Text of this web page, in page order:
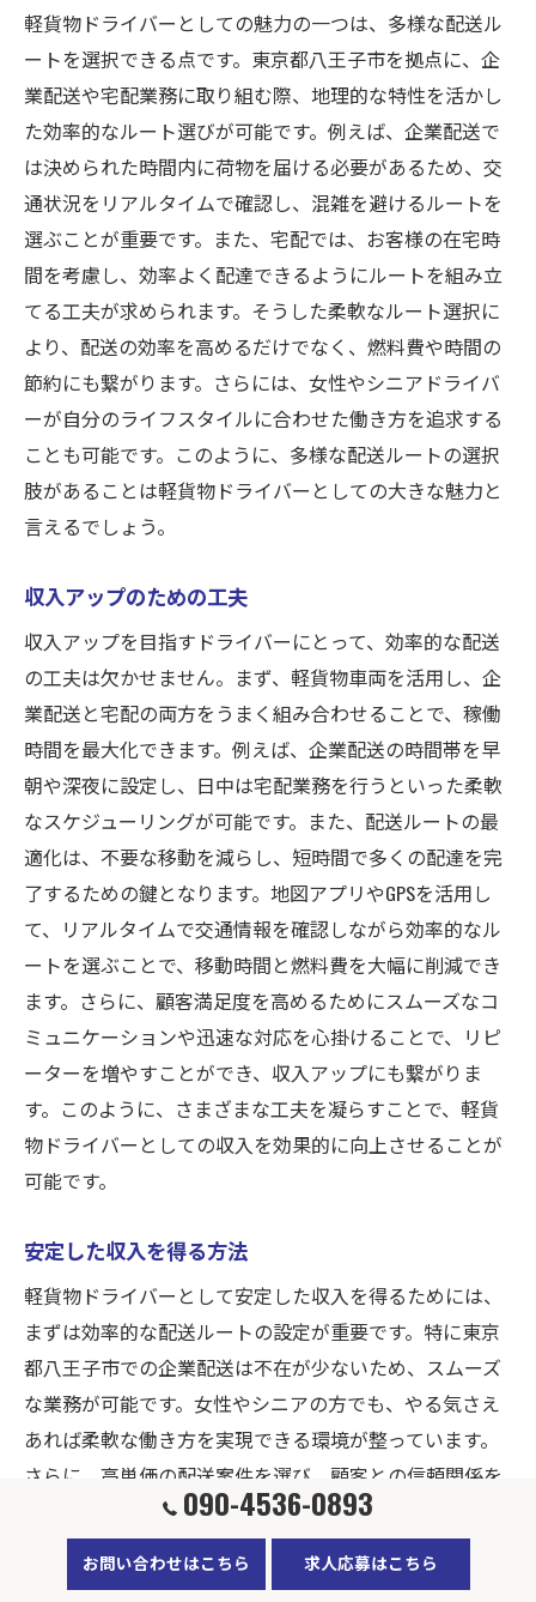
軽貨物ドライバーとしての魅力の一つは、多様な配送ル
ートを選択できる点です。東京都八王子市を拠点に、企
業配送や宅配業務に取り組む際、地理的な特性を活かし
た効率的なルート選びが可能です。例えば、企業配送で
は決められた時間内に荷物を届ける必要があるため、交
通状況をリアルタイムで確認し、混雑を避けるルートを
選ぶことが重要です。また、宅配では、お客様の在宅時
間を考慮し、効率よく配達できるようにルートを組み立
てる工夫が求められます。そうした柔軟なルート選択に
より、配送の効率を高めるだけでなく、燃料費や時間の
節約にも繋がります。さらには、女性やシニアドライバ
ーが自分のライフスタイルに合わせた働き方を追求する
ことも可能です。このように、多様な配送ルートの選択
肢があることは軽貨物ドライバーとしての大きな魅力と
言えるでしょう。
収入アップのための工夫
収入アップを目指すドライバーにとって、効率的な配送
の工夫は欠かせません。まず、軽貨物車両を活用し、企
業配送と宅配の両方をうまく組み合わせることで、稼働
時間を最大化できます。例えば、企業配送の時間帯を早
朝や深夜に設定し、日中は宅配業務を行うといった柔軟
なスケジューリングが可能です。また、配送ルートの最
適化は、不要な移動を減らし、短時間で多くの配達を完
了するための鍵となります。地図アプリやGPSを活用し
て、リアルタイムで交通情報を確認しながら効率的なル
ートを選ぶことで、移動時間と燃料費を大幅に削減でき
ます。さらに、顧客満足度を高めるためにスムーズなコ
ミュニケーションや迅速な対応を心掛けることで、リピ
ーターを増やすことができ、収入アップにも繋がりま
す。このように、さまざまな工夫を凝らすことで、軽貨
物ドライバーとしての収入を効果的に向上させることが
可能です。
安定した収入を得る方法
軽貨物ドライバーとして安定した収入を得るためには、
まずは効率的な配送ルートの設定が重要です。特に東京
都八王子市での企業配送は不在が少ないため、スムーズ
な業務が可能です。女性やシニアの方でも、やる気さえ
あれば柔軟な働き方を実現できる環境が整っています。
さらに、高単価の配送案件を選び、顧客との信頼関係を
築くことで、安定した収入を確保することができます。
詳細は弊社HPをご確認ください。
090-4536-0893
お問い合わせはこちら 求人応募はこちら